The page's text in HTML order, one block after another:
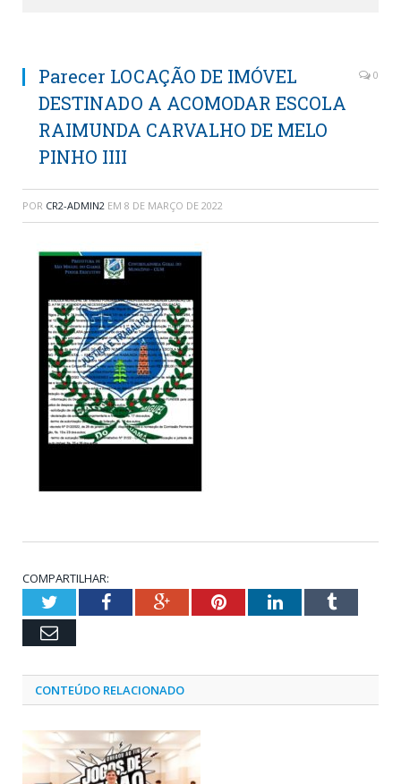
Parecer LOCAÇÃO DE IMÓVEL
DESTINADO A ACOMODAR ESCOLA
RAIMUNDA CARVALHO DE MELO
PINHO IIII
0
POR CR2-ADMIN2 EM 8 DE MARÇO DE 2022
COMPARTILHAR:
TwitterFacebookGoogle+PinterestLinkedInTumblr
Email
CONTEÚDO RELACIONADO